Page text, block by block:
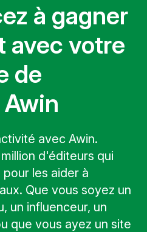
à gagner
avec votre
de
avec Awin.
d'éditeurs qui
les aider à
Que vous soyez un
un influenceur, un
que vous ayez un site